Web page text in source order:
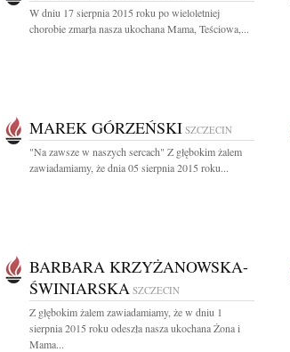
W dniu 17 sierpnia 2015 roku po wieloletniej
chorobie zmarła nasza ukochana Mama, Teściowa,...
MAREK GÓRZEŃSKI SZCZECIN
"Na zawsze w naszych sercach" Z głębokim żalem
zawiadamiamy, że dnia 05 sierpnia 2015 roku...
BARBARA KRZYŻANOWSKA-
ŚWINIARSKA SZCZECIN
Z głębokim żalem zawiadamiamy, że w dniu 1
sierpnia 2015 roku odeszła nasza ukochana Żona i
Mama...